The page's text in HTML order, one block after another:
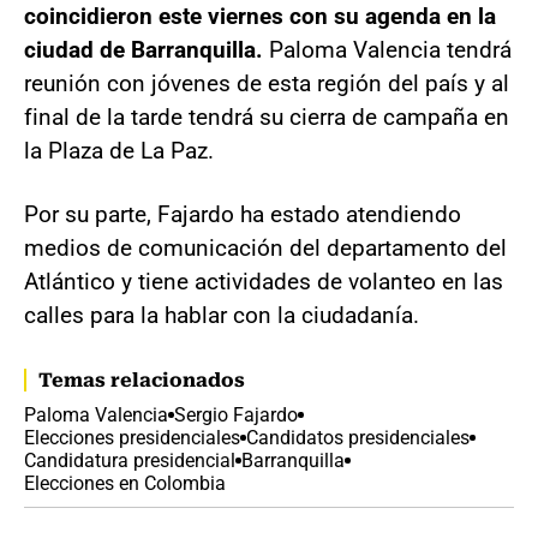
coincidieron este viernes con su agenda en la
ciudad de Barranquilla. Paloma Valencia tendrá
reunión con jóvenes de esta región del país y al
final de la tarde tendrá su cierra de campaña en
la Plaza de La Paz.
Por su parte, Fajardo ha estado atendiendo
medios de comunicación del departamento del
Atlántico y tiene actividades de volanteo en las
calles para la hablar con la ciudadanía.
Temas relacionados
Paloma Valencia Sergio Fajardo
Elecciones presidenciales Candidatos presidenciales
Candidatura presidencial Barranquilla
Elecciones en Colombia